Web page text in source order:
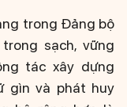
trong Đảng bộ
sạch, vững
tác xây dựng
gìn và phát huy